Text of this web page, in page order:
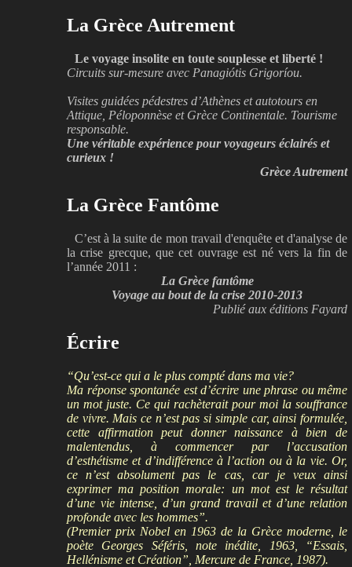
La Grèce Autrement
Le voyage insolite en toute souplesse et liberté !
Circuits sur-mesure avec Panagiótis Grigoríou.
Visites guidées pédestres d’Athènes et autotours en
Attique, Péloponnèse et Grèce Continentale. Tourisme
responsable.
Une véritable expérience pour voyageurs éclairés et
curieux !
Grèce Autrement
La Grèce Fantôme
C’est à la suite de mon travail d'enquête et d'analyse de
la crise grecque, que cet ouvrage est né vers la fin de
l’année 2011 :
La Grèce fantôme
Voyage au bout de la crise 2010-2013
Publié aux éditions Fayard
Écrire
“Qu’est-ce qui a le plus compté dans ma vie?
Ma réponse spontanée est d’écrire une phrase ou même
un mot juste. Ce qui rachèterait pour moi la souffrance
de vivre. Mais ce n’est pas si simple car, ainsi formulée,
cette affirmation peut donner naissance à bien de
malentendus, à commencer par l’accusation
d’esthétisme et d’indifférence à l’action ou à la vie. Or,
ce n’est absolument pas le cas, car je veux ainsi
exprimer ma position morale: un mot est le résultat
d’une vie intense, d’un grand travail et d’une relation
profonde avec les hommes”.
(Premier prix Nobel en 1963 de la Grèce moderne, le
poète Georges Séféris, note inédite, 1963, “Essais,
Hellénisme et Création”, Mercure de France, 1987).